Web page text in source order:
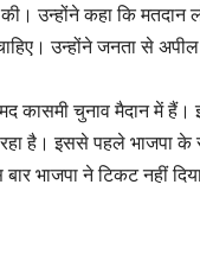
उन्होंने कहा कि मतदान
उन्होंने जनता से
कासमी चुनाव मैदान में
रहा है। इससे पहले भाजपा
भाजपा ने टिकट नहीं